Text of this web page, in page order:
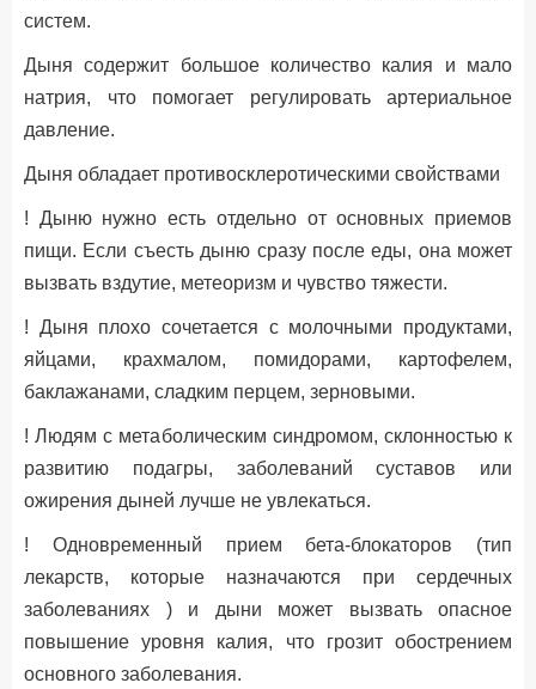
систем.
Дыня содержит большое количество калия и мало
натрия, что помогает регулировать артериальное
давление.
Дыня обладает противосклеротическими свойствами
! Дыню нужно есть отдельно от основных приемов
пищи. Если съесть дыню сразу после еды, она может
вызвать вздутие, метеоризм и чувство тяжести.
! Дыня плохо сочетается с молочными продуктами,
яйцами, крахмалом, помидорами, картофелем,
баклажанами, сладким перцем, зерновыми.
! Людям с метаболическим синдромом, склонностью к
развитию подагры, заболеваний суставов или
ожирения дыней лучше не увлекаться.
! Одновременный прием бета-блокаторов (тип
лекарств, которые назначаются при сердечных
заболеваниях ) и дыни может вызвать опасное
повышение уровня калия, что грозит обострением
основного заболевания.